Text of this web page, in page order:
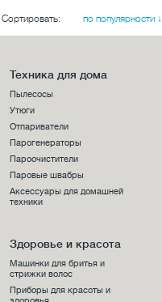
Сортировать: по популярности ↓
Техника для дома
Пылесосы
Утюги
Отпариватели
Парогенераторы
Пароочистители
Паровые швабры
Аксессуары для домашней
техники
Здоровье и красота
Машинки для бритья и
стрижки волос
Приборы для красоты и